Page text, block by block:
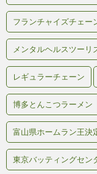
フランチャイズチェー
メンタルヘルスツーリ
レギュラーチェーン
博多とんこつラーメン
富山県ホームラン王決
東京バッティングセン